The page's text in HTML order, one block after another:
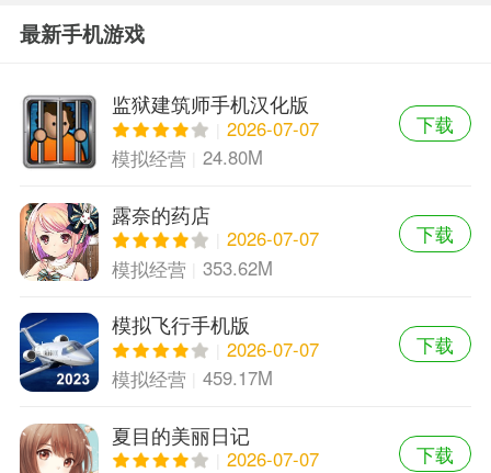
最新手机游戏
监狱建筑师手机汉化版
2026-07-07
模拟经营
24.80M
下载
露奈的药店
2026-07-07
模拟经营
353.62M
下载
模拟飞行手机版
2026-07-07
模拟经营
459.17M
下载
夏目的美丽日记
2026-07-07
下载